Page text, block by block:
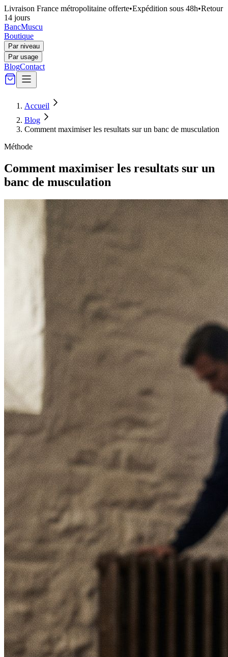
Livraison France métropolitaine offerte•Expédition sous 48h•Retour
14 jours
BancMuscu
Boutique
Par niveau
Par usage
BlogContact
Accueil
Blog
Comment maximiser les resultats sur un banc de musculation
Méthode
Comment maximiser les resultats sur un
banc de musculation